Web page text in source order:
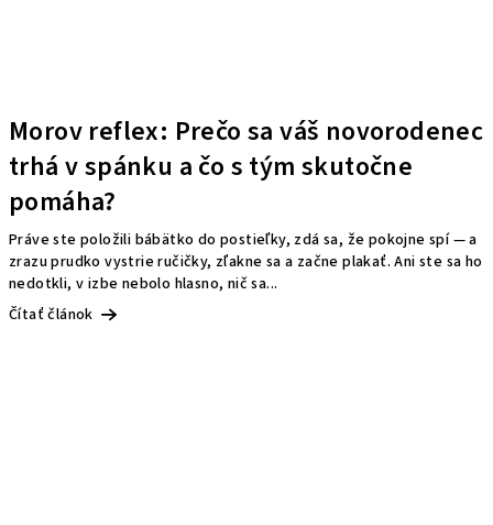
Morov reflex: Prečo sa váš novorodenec
trhá v spánku a čo s tým skutočne
pomáha?
Práve ste položili bábätko do postieľky, zdá sa, že pokojne spí — a
zrazu prudko vystrie ručičky, zľakne sa a začne plakať. Ani ste sa ho
nedotkli, v izbe nebolo hlasno, nič sa...
Čítať článok